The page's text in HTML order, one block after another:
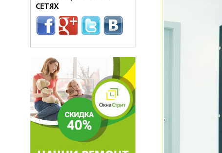
СЕТЯХ